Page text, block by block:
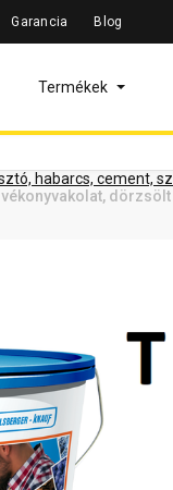
Garancia Blog
Termékek
habarcs, cement,
leírás